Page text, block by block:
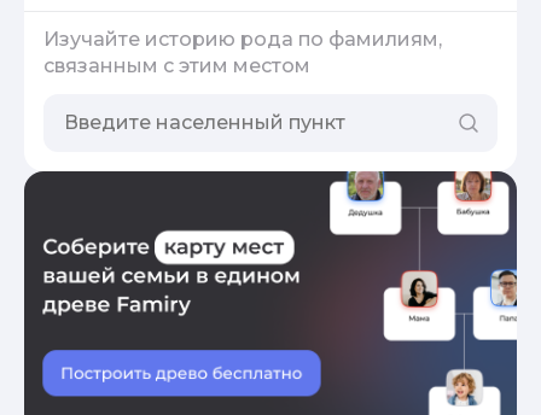
Изучайте историю рода по фамилиям,
связанным с этим местом